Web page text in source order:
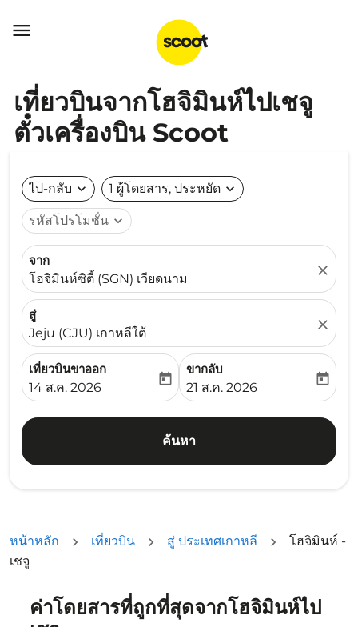

เที่ยวบินจากโฮจิมินห์ไปเชจู
ตั๋วเครื่องบิน Scoot
ไป-กลับ expand_more 1 ผู้โดยสาร, ประหยัด expand_more
รหัสโปรโมชั่น expand_more
จาก
โฮจิมินห์ซิตี้ (SGN) เวียดนาม
close
สู่
Jeju (CJU) เกาหลีใต้
close
เที่ยวบินขาออก
fc-booking-departure-date-aria-label
14 ส.ค. 2026
today
ขากลับ
fc-booking-return-date-
21 ส.ค. 2026
today
ค้นหา
หน้าหลัก เที่ยวบิน สู่ ประเทศเกาหลี
โฮจิมินห์ -
เชจู
ค่าโดยสารที่ถูกที่สุดจากโฮจิมินห์ไป
ลองอัปเดตเส้นทางของคุณ (ต้นทางและ/หรือปลายทาง) หรื